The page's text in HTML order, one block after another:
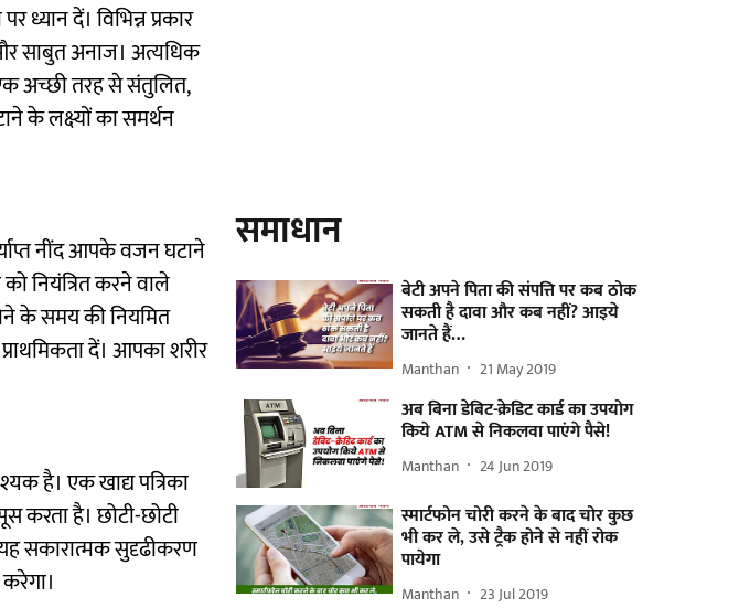
दें। विभिन्न प्रकार
साबुत अनाज। अत्यधिक
अच्छी तरह से संतुलित,
के लक्ष्यों का समर्थन
नींद आपके वजन घटाने
नियंत्रित करने वाले
के समय की नियमित
दें। आपका शरीर
है। एक खाद्य पत्रिका
है। छोटी-छोटी
यह सकारात्मक सुदृढीकरण
समाधान
बेटी अपने पिता की संपत्ति पर कब ठोक
सकती है दावा और कब नहीं? आइये
जानते हैं…
Manthan 21 May 2019
अब बिना डेबिट-क्रेडिट कार्ड का उपयोग
किये ATM से निकलवा पाएंगे पैसे!
Manthan 24 Jun 2019
स्मार्टफोन चोरी करने के बाद चोर कुछ
भी कर ले, उसे ट्रैक होने से नहीं रोक
पायेगा
Manthan 23 Jul 2019